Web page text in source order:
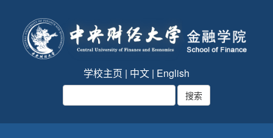
学校主页 | 中文 | English